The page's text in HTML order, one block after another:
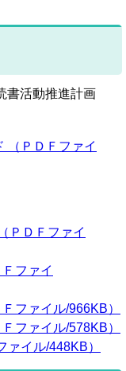
書活動推進計画
（ＰＤＦファイ
ＰＤＦファイ
ファイ
ファイル/966KB）
ファイル/578KB）
ァイル/448KB）